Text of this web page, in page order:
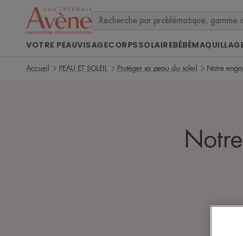
VOTRE PEAUVISAGECORPSSOLAIREBÉBÉ
Accueil PEAU ET SOLEIL Protéger sa peau du soleil Notre